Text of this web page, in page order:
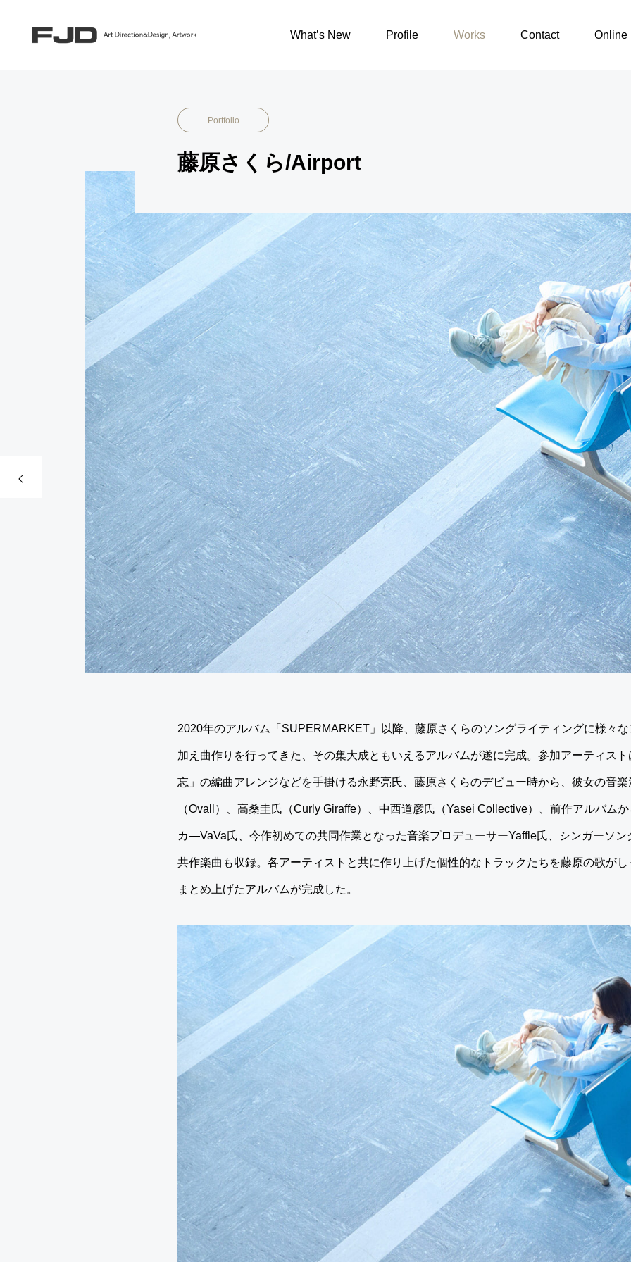
What’s New Profile Works Contact Online
Music 藤原さくら/Airport
Portfolio
藤原さくら/Airport
2020年のアルバム「SUPERMARKET」以降、藤原さくらのソングライティングに様々
加え曲作りを行ってきた、その集大成ともいえるアルバムが遂に完成。参加アーティス
忘」の編曲アレンジなどを手掛ける永野亮氏、藤原さくらのデビュー時から、彼女の音
（Ovall）、高桑圭氏（Curly Giraffe）、中西道彦氏（Yasei Collective）、前作アルバム
カ―VaVa氏、今作初めての共同作業となった音楽プロデューサーYaffle氏、シンガーソ
共作楽曲も収録。各アーティストと共に作り上げた個性的なトラックたちを藤原の歌が
まとめ上げたアルバムが完成した。